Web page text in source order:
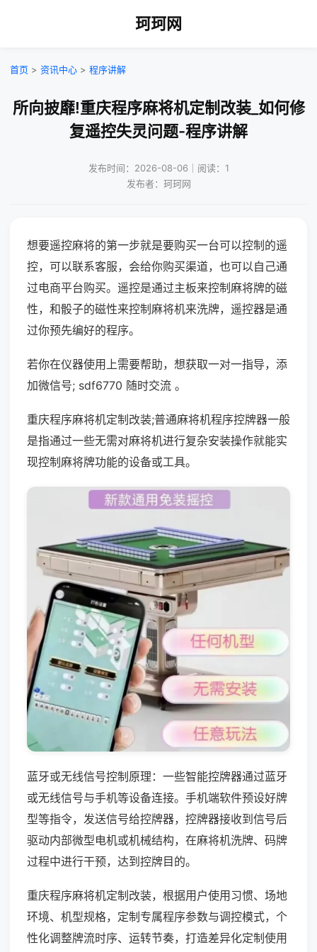
珂珂网
首页 > 资讯中心 > 程序讲解
所向披靡!重庆程序麻将机定制改装_如何修
复遥控失灵问题-程序讲解
发布时间：2026-08-06｜阅读：1
发布者：珂珂网
想要遥控麻将的第一步就是要购买一台可以控制的遥
控，可以联系客服，会给你购买渠道，也可以自己通
过电商平台购买。遥控是通过主板来控制麻将牌的磁
性，和骰子的磁性来控制麻将机来洗牌，遥控器是通
过你预先编好的程序。
若你在仪器使用上需要帮助，想获取一对一指导，添
加微信号; sdf6770 随时交流 。
重庆程序麻将机定制改装;普通麻将机程序控牌器一般
是指通过一些无需对麻将机进行复杂安装操作就能实
现控制麻将牌功能的设备或工具。
蓝牙或无线信号控制原理：一些智能控牌器通过蓝牙
或无线信号与手机等设备连接。手机端软件预设好牌
型等指令，发送信号给控牌器，控牌器接收到信号后
驱动内部微型电机或机械结构，在麻将机洗牌、码牌
过程中进行干预，达到控牌目的。
重庆程序麻将机定制改装，根据用户使用习惯、场地
环境、机型规格，定制专属程序参数与调控模式，个
性化调整牌流时序、运转节奏，打造差异化定制使用